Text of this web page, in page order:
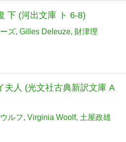
下 (河出文庫 ト 6-8)
ズ Gilles Deleuze 財津理
夫人 (光文社古典新訳文庫 A
ルフ Virginia Woolf 土屋政雄